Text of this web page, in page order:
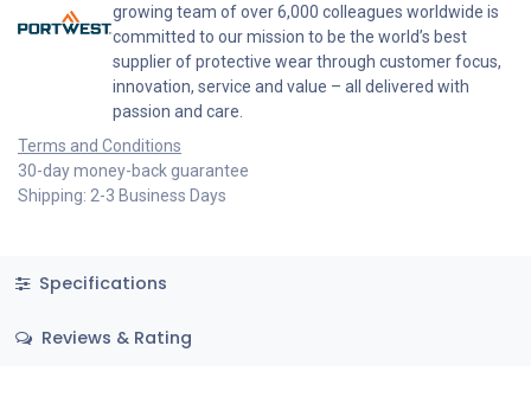
growing team of over 6,000 colleagues worldwide is
committed to our mission to be the world’s best
supplier of protective wear through customer focus,
innovation, service and value – all delivered with
passion and care.
Terms and Conditions
30-day money-back guarantee
Shipping: 2-3 Business Days
Specifications
Reviews & Rating